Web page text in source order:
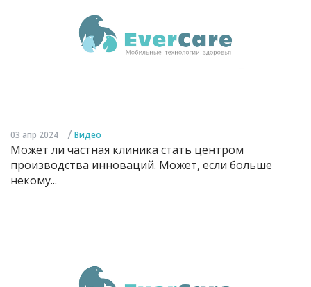
03 апр 2024 / Видео
Может ли частная клиника стать центром
производства инноваций. Может, если больше
некому...